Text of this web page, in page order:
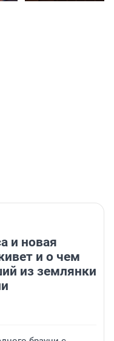
и новая
и о чем
из землянки